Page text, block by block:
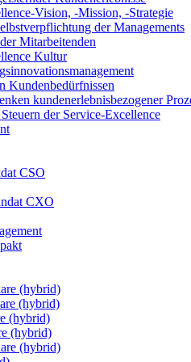
Vision, -Mission, -Strategie
der Managements
Mitarbeitenden
Kultur
Kundenbedürfnissen
kundenerlebnisbezogener
der Service-Excellence
CSO
CXO
(hybrid)
(hybrid)
(hybrid)
(hybrid)
(hybrid)